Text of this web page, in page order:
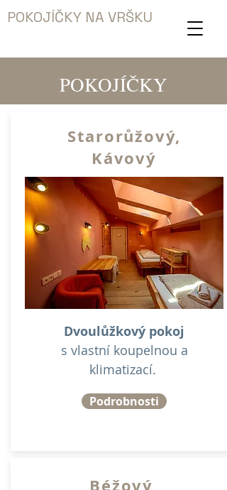
POKOJÍČKY NA VRŠKU
POKOJÍČKY
Starorůžový,
Kávový
Dvoulůžkový pokoj
s vlastní koupelnou a
klimatizací.
Podrobnosti
Béžový,